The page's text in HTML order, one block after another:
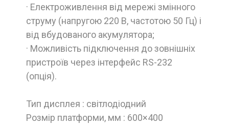
· Електроживлення від мережі змінного
струму (напругою 220 В, частотою 50 Гц) і
від вбудованого акумулятора;
· Можливість підключення до зовнішніх
пристроїв через інтерфейс RS-232
(опція).
Тип дисплея : світлодіодний
Розмір платформи, мм : 600×400